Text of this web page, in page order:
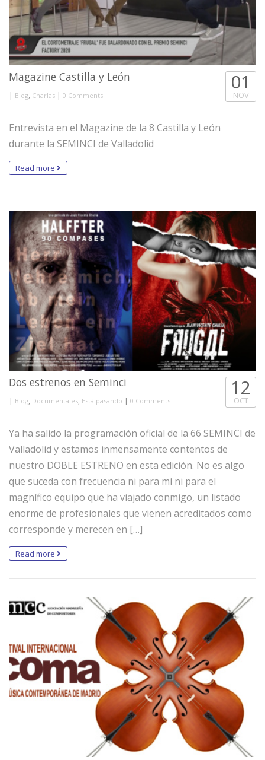
Magazine Castilla y León
| Blog, Charlas | 0 Comments
01
NOV
Entrevista en el Magazine de la 8 Castilla y León
durante la SEMINCI de Valladolid
Read more
Dos estrenos en Seminci
| Blog, Documentales, Está pasando | 0 Comments
12
OCT
Ya ha salido la programación oficial de la 66 SEMINCI de
Valladolid y estamos inmensamente contentos de
nuestro DOBLE ESTRENO en esta edición. No es algo
que suceda con frecuencia ni para mí ni para el
magnífico equipo que ha viajado conmigo, un listado
enorme de profesionales que vienen acreditados como
corresponde y merecen en […]
Read more